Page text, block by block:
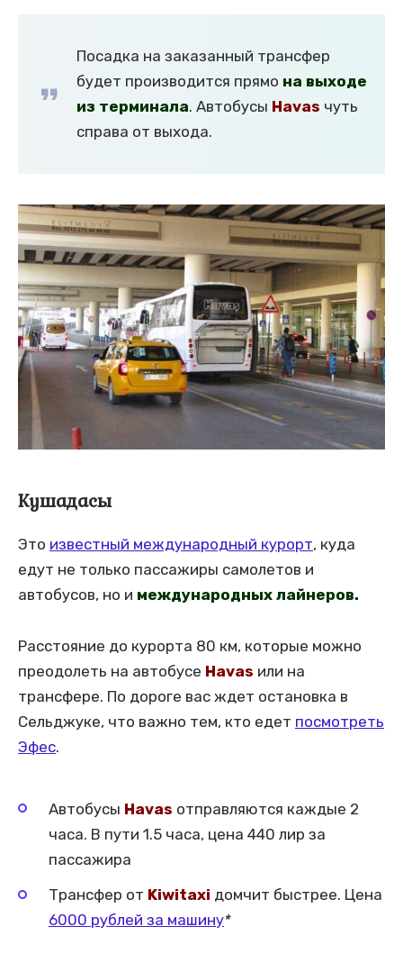
Посадка на заказанный трансфер
будет производится прямо на выходе
из терминала. Автобусы Havas чуть
справа от выхода.
Кушадасы
Это известный международный курорт, куда
едут не только пассажиры самолетов и
автобусов, но и международных лайнеров.
Расстояние до курорта 80 км, которые можно
преодолеть на автобусе Havas или на
трансфере. По дороге вас ждет остановка в
Сельджуке, что важно тем, кто едет посмотреть
Эфес.
Автобусы Havas отправляются каждые 2
часа. В пути 1.5 часа, цена 440 лир за
пассажира
Трансфер от Kiwitaxi домчит быстрее. Цена
6000 рублей за машину*